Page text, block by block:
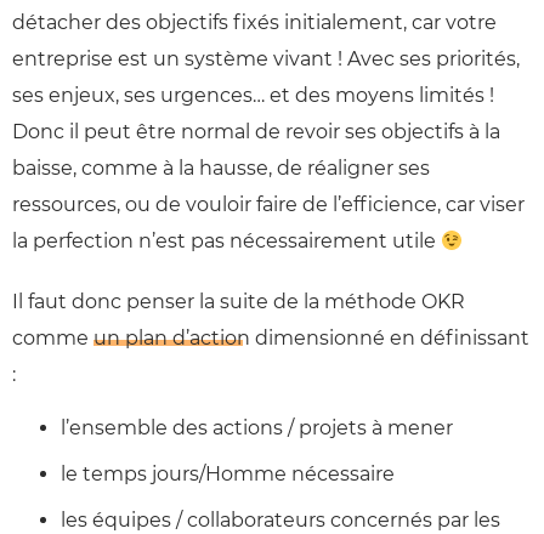
détacher des objectifs fixés initialement, car votre
entreprise est un système vivant ! Avec ses priorités,
ses enjeux, ses urgences… et des moyens limités !
Donc il peut être normal de revoir ses objectifs à la
baisse, comme à la hausse, de réaligner ses
ressources, ou de vouloir faire de l’efficience, car viser
la perfection n’est pas nécessairement utile
Il faut donc penser la suite de la méthode OKR
comme un plan d’action dimensionné en définissant
:
l’ensemble des actions / projets à mener
le temps jours/Homme nécessaire
les équipes / collaborateurs concernés par les